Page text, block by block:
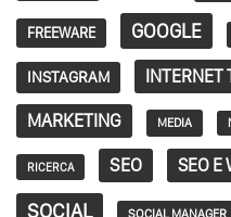
FREEWARE GOOGLE
INSTAGRAM INTERNET
MARKETING MEDIA
RICERCA SEO SEO E
SOCIAL SOCIAL MANAGER